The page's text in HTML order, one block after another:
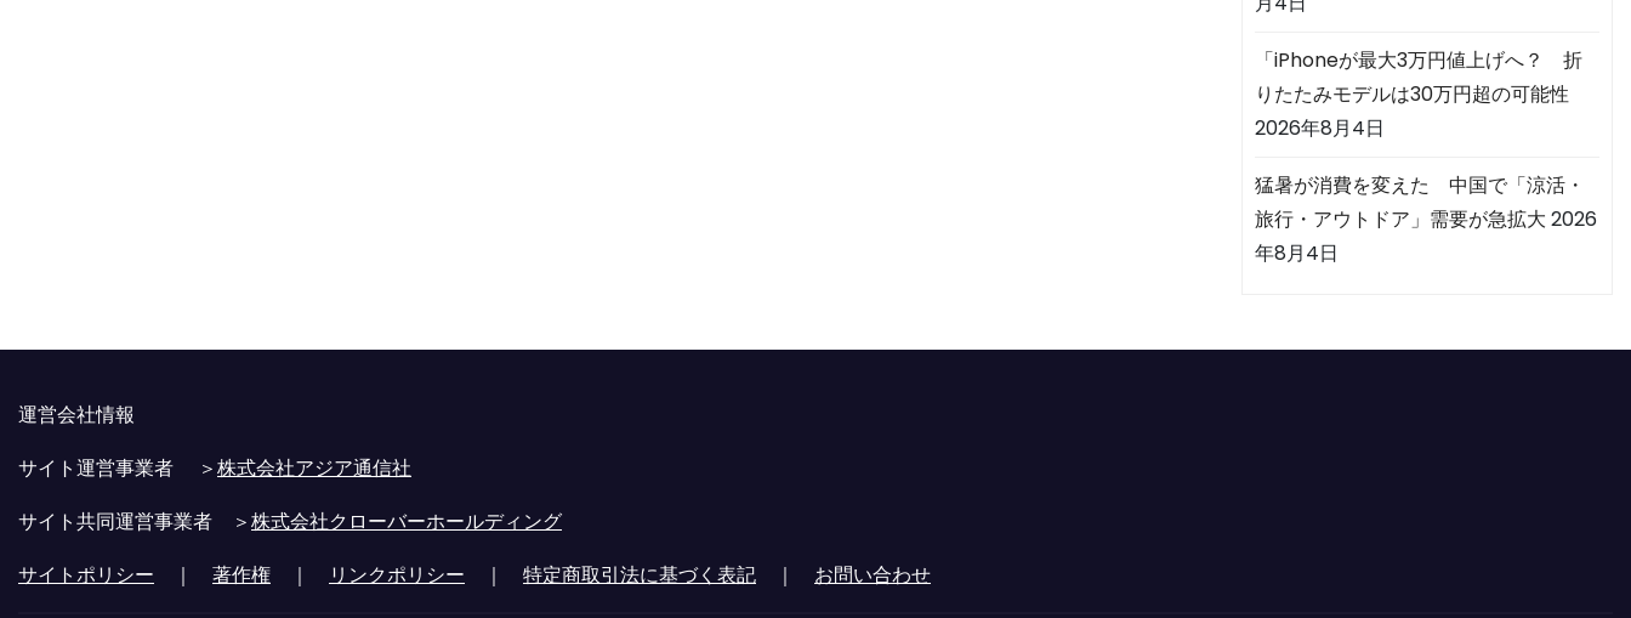
「iPhoneが最大3万円値上げへ？ 折
りたたみモデルは30万円超の可能性
2026年8月4日
猛暑が消費を変えた 中国で「涼活・
旅行・アウトドア」需要が急拡大 2026
年8月4日
運営会社情報
サイト運営事業者 ＞株式会社アジア通信社
サイト共同運営事業者 ＞株式会社クローバーホールディング
サイトポリシー ｜ 著作権 ｜ リンクポリシー ｜ 特定商取引法に基づく表記 ｜ お問い合わせ